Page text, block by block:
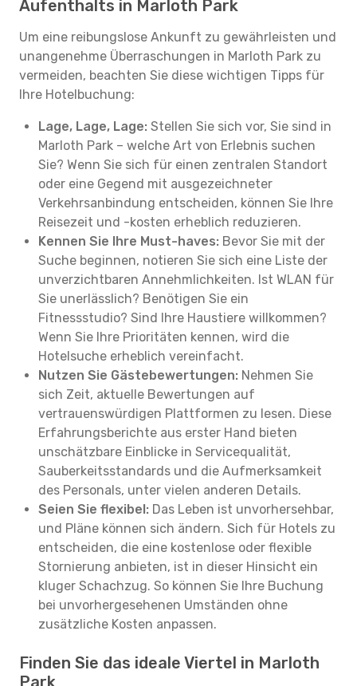
Aufenthalts in Marloth Park
Um eine reibungslose Ankunft zu gewährleisten und
unangenehme Überraschungen in Marloth Park zu
vermeiden, beachten Sie diese wichtigen Tipps für
Ihre Hotelbuchung:
Lage, Lage, Lage: Stellen Sie sich vor, Sie sind in
Marloth Park – welche Art von Erlebnis suchen
Sie? Wenn Sie sich für einen zentralen Standort
oder eine Gegend mit ausgezeichneter
Verkehrsanbindung entscheiden, können Sie Ihre
Reisezeit und -kosten erheblich reduzieren.
Kennen Sie Ihre Must-haves: Bevor Sie mit der
Suche beginnen, notieren Sie sich eine Liste der
unverzichtbaren Annehmlichkeiten. Ist WLAN für
Sie unerlässlich? Benötigen Sie ein
Fitnessstudio? Sind Ihre Haustiere willkommen?
Wenn Sie Ihre Prioritäten kennen, wird die
Hotelsuche erheblich vereinfacht.
Nutzen Sie Gästebewertungen: Nehmen Sie
sich Zeit, aktuelle Bewertungen auf
vertrauenswürdigen Plattformen zu lesen. Diese
Erfahrungsberichte aus erster Hand bieten
unschätzbare Einblicke in Servicequalität,
Sauberkeitsstandards und die Aufmerksamkeit
des Personals, unter vielen anderen Details.
Seien Sie flexibel: Das Leben ist unvorhersehbar,
und Pläne können sich ändern. Sich für Hotels zu
entscheiden, die eine kostenlose oder flexible
Stornierung anbieten, ist in dieser Hinsicht ein
kluger Schachzug. So können Sie Ihre Buchung
bei unvorhergesehenen Umständen ohne
zusätzliche Kosten anpassen.
Finden Sie das ideale Viertel in Marloth
Park